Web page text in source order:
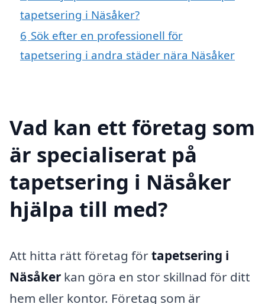
tapetsering i Näsåker?
6 Sök efter en professionell för
tapetsering i andra städer nära Näsåker
Vad kan ett företag som
är specialiserat på
tapetsering i Näsåker
hjälpa till med?
Att hitta rätt företag förtapetsering i
Näsåker kan göra en stor skillnad för ditt
hem eller kontor. Företag som är